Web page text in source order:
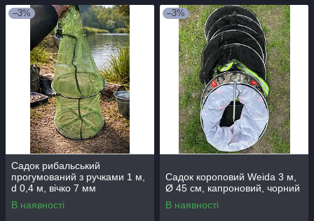
–3%
Садок рибальський
прогумований з ручками 1 м,
d 0,4 м, вічко 7 мм
В наявності
–3%
Садок короповий Weida 3 м,
Ø 45 см, капроновий, чорний
В наявності